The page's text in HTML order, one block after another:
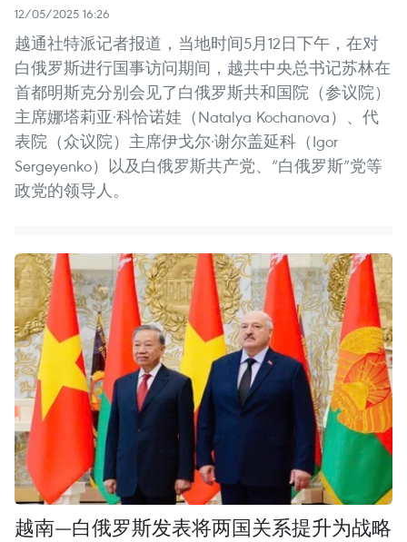
12/05/2025 16:26
越通社特派记者报道，当地时间5月12日下午，在对
白俄罗斯进行国事访问期间，越共中央总书记苏林在
首都明斯克分别会见了白俄罗斯共和国院（参议院）
主席娜塔莉亚·科恰诺娃（Natalya Kochanova）、代
表院（众议院）主席伊戈尔·谢尔盖延科（Igor
Sergeyenko）以及白俄罗斯共产党、“白俄罗斯”党等
政党的领导人。
越南—白俄罗斯发表将两国关系提升为战略